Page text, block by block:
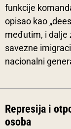
funkcije
opisao kao
međutim, i dalje
savezne
nacionalni
Represija i
osoba